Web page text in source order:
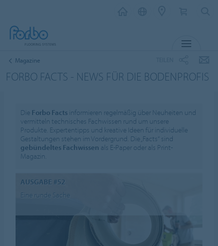
Magazine
FORBO FACTS - NEWS FÜR DIE BODENPROFIS
Die Forbo Facts informieren regelmäßig über Neuheiten und
vermitteln technisches Fachwissen rund um unsere
Produkte. Expertentipps und kreative Ideen für individuelle
Gestaltungen stehen im Vordergrund. Die „Facts“ sind
gebündeltes Fachwissen als E-Paper oder als Print-
Magazin.
AUSGABE #52
Eine runde Sache